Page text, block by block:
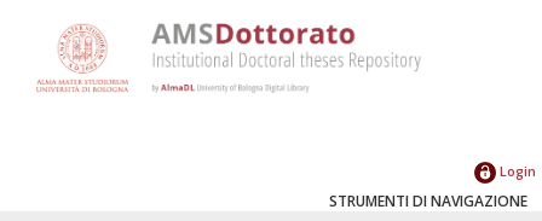
Login
STRUMENTI DI NAVIGAZIONE